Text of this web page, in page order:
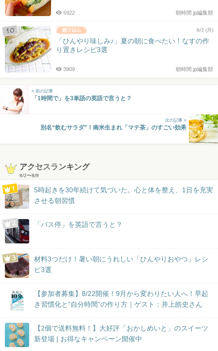
朝時間.jp編集部
5922
8/3 (月)
「ひんやり味しみ♪」夏の朝に食べたい！なすの作
り置きレシピ3選
朝時間.jp編集部
3909
« 前の記事
「1時間で」を3単語の英語で言うと？
次の記事 »
別名“飲むサラダ”！南米生まれ「マテ茶」のすごい効果
アクセスランキング
8/2〜8/8
5時起きを30年続けて気づいた。心と体を整え、1日を充実
させる朝習慣
「バス停」を英語で言うと？
材料3つだけ！暑い朝にうれしい「ひんやりおやつ」レシ
ピ3選
【参加者募集】8/22開催！9月から変わりたい人へ！早起
き習慣化と“自分時間”の作り方｜ゲスト：井上皓史さん
【2個で送料無料！】大好評「おかしめいと」のスイーツ
新登場 | お得なキャンペーン開催中